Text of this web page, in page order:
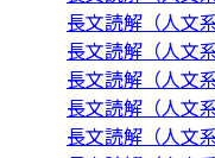
長文読解（人文
長文読解（人文
長文読解（人文
長文読解（人文
長文読解（人文